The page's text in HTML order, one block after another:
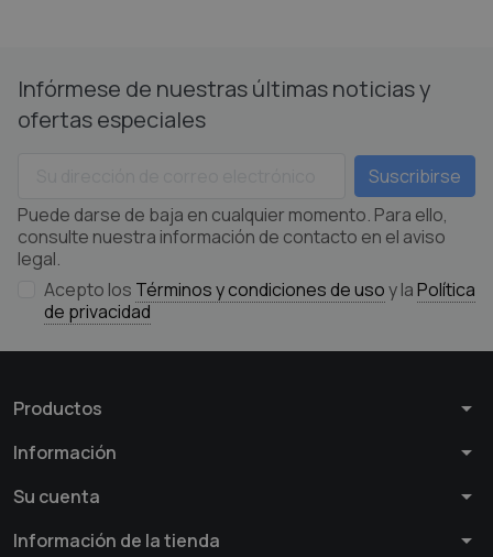
Infórmese de nuestras últimas noticias y
ofertas especiales
Puede darse de baja en cualquier momento. Para ello,
consulte nuestra información de contacto en el aviso
legal.
Acepto los Términos y condiciones de usoy laPolítica
de privacidad
Productos arrow_drop_down
Información arrow_drop_down
Su cuenta arrow_drop_down
Información de la tienda arrow_drop_down